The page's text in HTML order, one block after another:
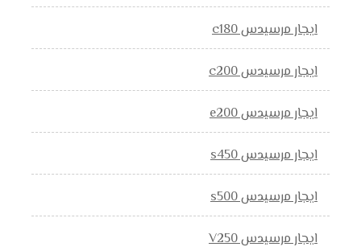
ايجار مرسيدس c180
ايجار مرسيدس c200
ايجار مرسيدس e200
ايجار مرسيدس s450
ايجار مرسيدس s500
ايجار مرسيدس V250